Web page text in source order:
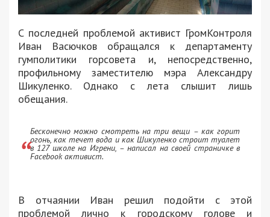
С последней проблемой активист ГромКонтроля
Иван Васючков обращался к департаменту
гумполитики горсовета и, непосредственно,
профильному заместителю мэра Александру
Шикуленко. Однако с лета слышит лишь
обещания.
Бесконечно можно смотреть на три вещи – как горит
огонь, как течет вода и как Шикуленко строит туалет
в 127 школе на Игрени, – написал на своей страничке в
Facebook активист.
В отчаянии Иван решил подойти с этой
проблемой лично к городскому голове и